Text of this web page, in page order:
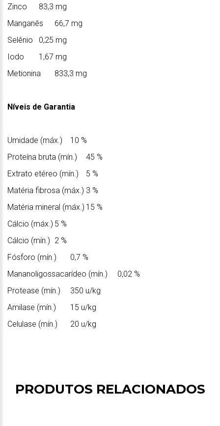
Zinco
83,3 mg
Manganês
66,7 mg
Selênio
0,25 mg
Iodo
1,67 mg
Metionina
833,3 mg
Níveis de Garantia
Umidade (máx.)
10 %
Proteína bruta (mín.)
45 %
Extrato etéreo (mín.)
5 %
Matéria fibrosa (máx.) 3 %
Matéria mineral (máx.) 15 %
Cálcio (máx.) 5 %
Cálcio (mín.) 2 %
Fósforo (mín.)
0,7 %
Mananoligossacarídeo (mín.)
0,02 %
Protease (mín.)
350 u/kg
Amilase (mín.)
15 u/kg
Celulase (mín.)
20 u/kg
PRODUTOS RELACIONADOS